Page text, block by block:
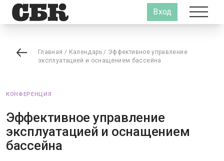
Вход
Главная / Календарь/ Эффективное управление
эксплуатацией и оснащением бассейна
КОНФЕРЕНЦИЯ
Эффективное управление
эксплуатацией и оснащением
бассейна